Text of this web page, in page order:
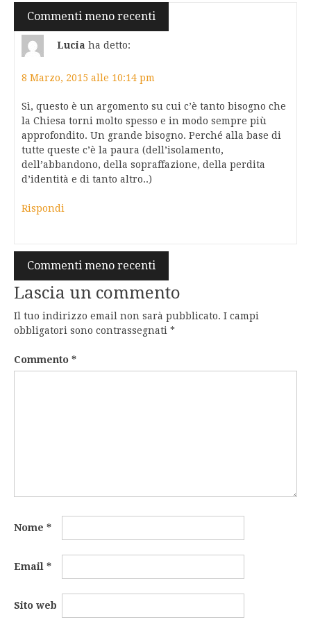
Navigazione
commenti
Commenti meno recenti
Lucia ha detto:
8 Marzo, 2015 alle 10:14 pm
Sì, questo è un argomento su cui c’è tanto bisogno che
la Chiesa torni molto spesso e in modo sempre più
approfondito. Un grande bisogno. Perché alla base di
tutte queste c’è la paura (dell’isolamento,
dell’abbandono, della sopraffazione, della perdita
d’identità e di tanto altro..)
Rispondi
Navigazione
commenti
Commenti meno recenti
Lascia un commento
Il tuo indirizzo email non sarà pubblicato. I campi
obbligatori sono contrassegnati *
Commento *
Nome *
Email *
Sito web